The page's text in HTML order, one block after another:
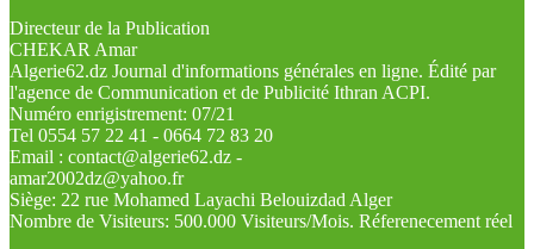
Directeur de la Publication
CHEKAR Amar
Algerie62.dz Journal d'informations générales en ligne. Édité par
l'agence de Communication et de Publicité Ithran ACPI.
Numéro enrigistrement: 07/21
Tel 0554 57 22 41 - 0664 72 83 20
Email : contact@algerie62.dz -
amar2002dz@yahoo.fr
Siège: 22 rue Mohamed Layachi Belouizdad Alger
Nombre de Visiteurs: 500.000 Visiteurs/Mois. Réferenecement réel